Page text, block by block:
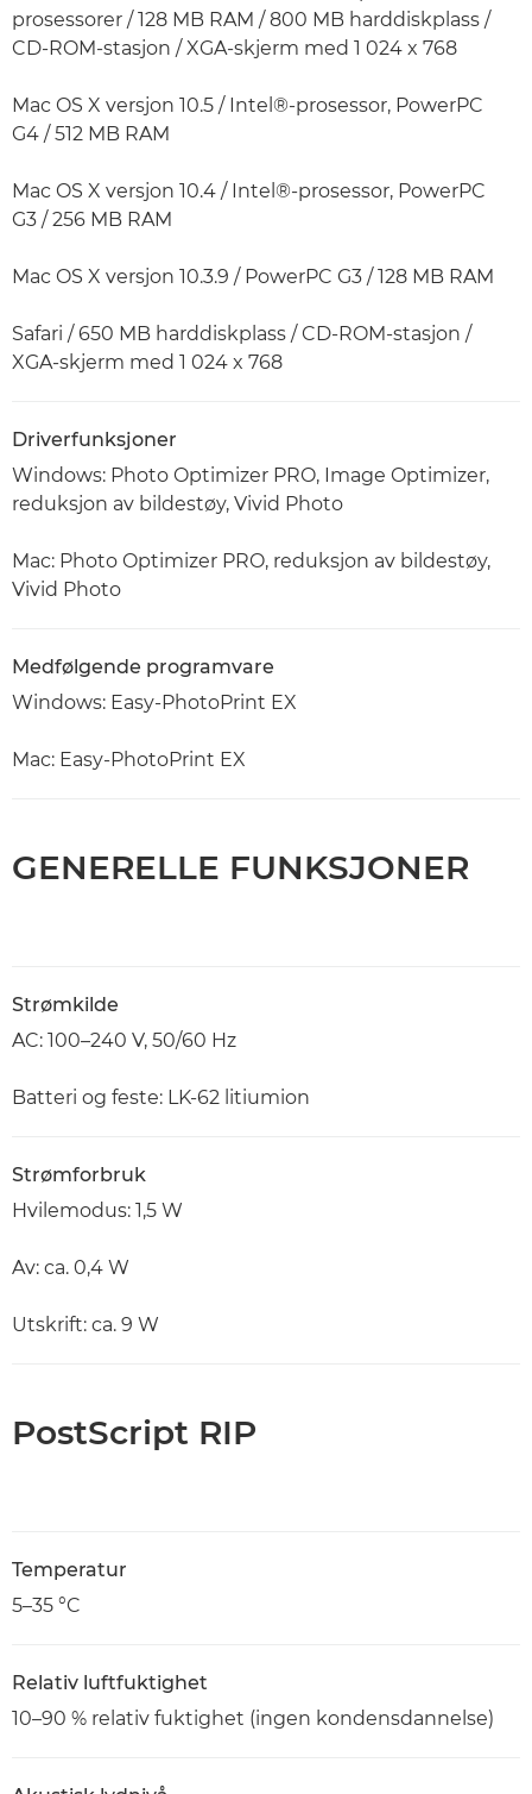
prosessorer / 128 MB RAM / 800 MB harddiskplass /
CD-ROM-stasjon / XGA-skjerm med 1 024 x 768
Mac OS X versjon 10.5 / Intel®-prosessor, PowerPC
G4 / 512 MB RAM
Mac OS X versjon 10.4 / Intel®-prosessor, PowerPC
G3 / 256 MB RAM
Mac OS X versjon 10.3.9 / PowerPC G3 / 128 MB RAM
Safari / 650 MB harddiskplass / CD-ROM-stasjon /
XGA-skjerm med 1 024 x 768
Driverfunksjoner
Windows: Photo Optimizer PRO, Image Optimizer,
reduksjon av bildestøy, Vivid Photo
Mac: Photo Optimizer PRO, reduksjon av bildestøy,
Vivid Photo
Medfølgende programvare
Windows: Easy-PhotoPrint EX
Mac: Easy-PhotoPrint EX
GENERELLE FUNKSJONER
Strømkilde
AC: 100–240 V, 50/60 Hz
Batteri og feste: LK-62 litiumion
Strømforbruk
Hvilemodus: 1,5 W
Av: ca. 0,4 W
Utskrift: ca. 9 W
PostScript RIP
Temperatur
5–35 °C
Relativ luftfuktighet
10–90 % relativ fuktighet (ingen kondensdannelse)